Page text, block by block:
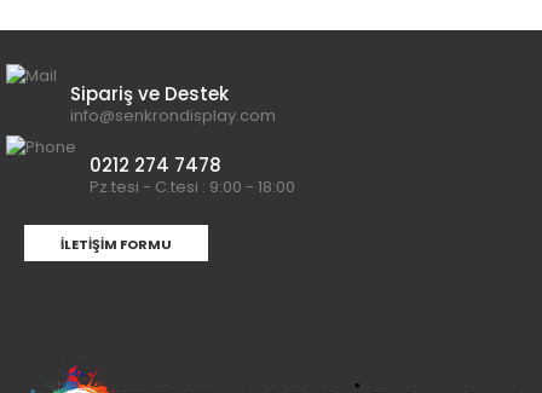
Sipariş ve Destek
info@senkrondisplay.com
0212 274 7478
Pz.tesi - C.tesi : 9:00 - 18:00
İLETIŞIM FORMU